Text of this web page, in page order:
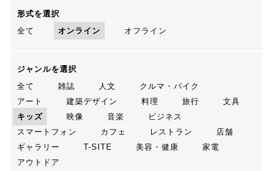
形式を選択
全て
オンライン オフライン
ジャンルを選択
全て
雑誌 人文
クルマ・バイク
アート
建築デザイン 料理 旅行
文具
キッズ
映像 音楽
ビジネス
スマートフォン
カフェ レストラン
店舗
ギャラリー
T-SITE 美容・健康
家電
アウトドア